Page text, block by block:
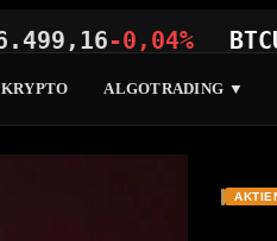
-0,04% BTCUSD
KRYPTO ALGOTRADING ▼